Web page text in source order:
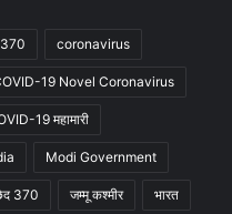
coronavirus
19 Novel Coronavirus
19 महामारी
Modi Government
370 जम्मू कश्मीर भारत